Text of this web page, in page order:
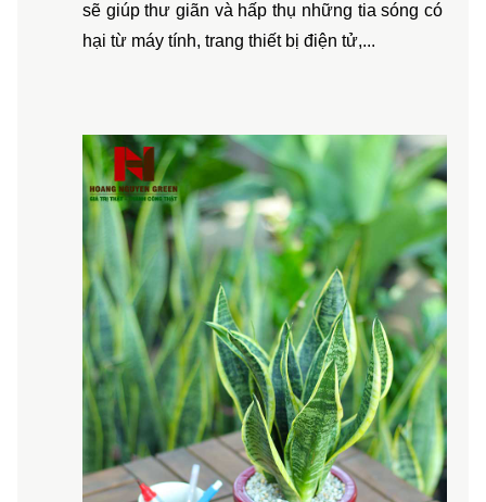
sẽ giúp thư giãn và hấp thụ những tia sóng có
hại từ máy tính, trang thiết bị điện tử,...